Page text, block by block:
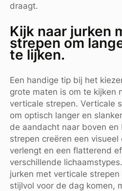
draagt.
Kijk naar jurken
strepen om
te lijken.
Een handige tip bij het
grote maten is om te kijken
verticale strepen. Verticale
om optisch langer en
de aandacht naar boven en
strepen creëren een
verlengt en een flatterend
verschillende
jurken met verticale
stijlvol voor de dag komen,